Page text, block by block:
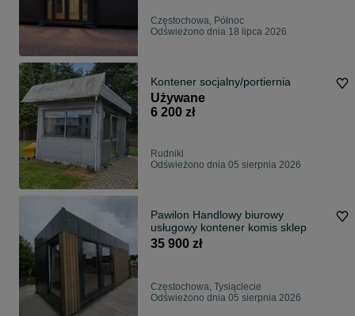
Częstochowa, Północ
Odświeżono dnia 18 lipca 2026
Kontener socjalny/portiernia
Używane
6 200 zł
Rudniki
Odświeżono dnia 05 sierpnia 2026
Pawilon Handlowy biurowy
usługowy kontener komis sklep
35 900 zł
Częstochowa, Tysiąclecie
Odświeżono dnia 05 sierpnia 2026